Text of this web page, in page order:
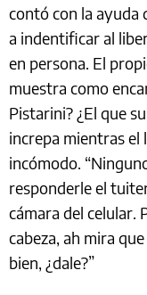
contó con la ayuda
a indentificar al
en persona. El
muestra como
Pistarini? ¿El que
increpa mientras
incómodo.
responderle el
cámara del celular.
cabeza, ah mira
bien, ¿dale?”